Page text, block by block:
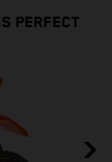
PERFECT